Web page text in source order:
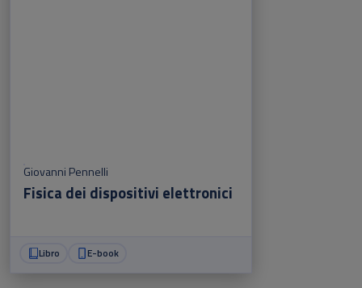
Giovanni Pennelli
Fisica dei dispositivi elettronici
Libro E-book